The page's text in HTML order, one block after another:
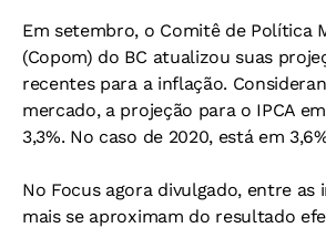
Em setembro, o Comitê de Política
(Copom) do BC atualizou suas
recentes para a inflação.
mercado, a projeção para o IPCA
3,3%. No caso de 2020, está em
No Focus agora divulgado, entre as
mais se aproximam do resultado